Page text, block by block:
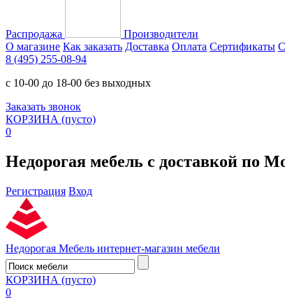
Распродажа
Производители
О магазине Как заказать Доставка Оплата Сертификаты
8 (495) 255-08-94
с 10-00 до 18-00 без выходных
Заказать звонок
КОРЗИНА (пусто)
0
Недорогая мебель с доставкой по
Регистрация Вход
Недорогая Мебель интернет-магазин мебели
КОРЗИНА (пусто)
0